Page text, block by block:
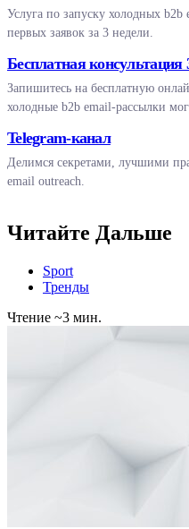
Услуга по запуску холодных
первых заявок за 3 недели.
Бесплатная консультация
Запишитесь на бесплатную
холодные b2b email-рассылки
Telegram-канал
Делимся секретами, лучшими
email outreach.
Читайте Дальше
Sport
Тренды
Чтение ~3 мин.